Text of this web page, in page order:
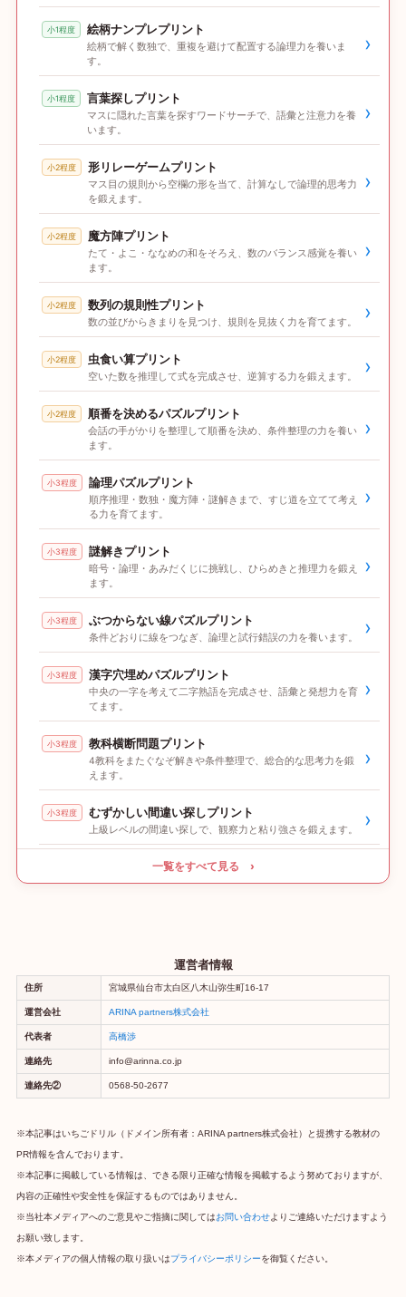
小1程度 絵柄ナンプレプリント
絵柄で解く数独で、重複を避けて配置する論理力を養いま
す。
›
小1程度 言葉探しプリント
マスに隠れた言葉を探すワードサーチで、語彙と注意力を養
います。
›
小2程度 形リレーゲームプリント
マス目の規則から空欄の形を当て、計算なしで論理的思考力
を鍛えます。
›
小2程度 魔方陣プリント
たて・よこ・ななめの和をそろえ、数のバランス感覚を養い
ます。
›
小2程度 数列の規則性プリント
数の並びからきまりを見つけ、規則を見抜く力を育てます。 ›
小2程度 虫食い算プリント
空いた数を推理して式を完成させ、逆算する力を鍛えます。 ›
小2程度 順番を決めるパズルプリント
会話の手がかりを整理して順番を決め、条件整理の力を養い
ます。
›
小3程度 論理パズルプリント
順序推理・数独・魔方陣・謎解きまで、すじ道を立てて考え
る力を育てます。
›
小3程度 謎解きプリント
暗号・論理・あみだくじに挑戦し、ひらめきと推理力を鍛え
ます。
›
小3程度 ぶつからない線パズルプリント
条件どおりに線をつなぎ、論理と試行錯誤の力を養います。 ›
小3程度 漢字穴埋めパズルプリント
中央の一字を考えて二字熟語を完成させ、語彙と発想力を育
てます。
›
小3程度 教科横断問題プリント
4教科をまたぐなぞ解きや条件整理で、総合的な思考力を鍛
えます。
›
小3程度 むずかしい間違い探しプリント
上級レベルの間違い探しで、観察力と粘り強さを鍛えます。 ›
一覧をすべて見る ›
運営者情報
住所 宮城県仙台市太白区八木山弥生町16-17
運営会社 ARINA partners株式会社
代表者 高橋渉
連絡先 info@arinna.co.jp
連絡先② 0568-50-2677
※本記事はいちごドリル（ドメイン所有者：ARINA partners株式会社）と提携する教材の
PR情報を含んでおります。
※本記事に掲載している情報は、できる限り正確な情報を掲載するよう努めておりますが、
内容の正確性や安全性を保証するものではありません。
※当社本メディアへのご意見やご指摘に関してはお問い合わせよりご連絡いただけますよう
お願い致します。
※本メディアの個人情報の取り扱いはプライバシーポリシーを御覧ください。